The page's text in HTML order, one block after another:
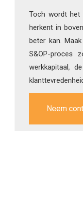
Toch wordt het
herkent in
beter kan.
S&OP-proces
werkkapitaal,
Neem